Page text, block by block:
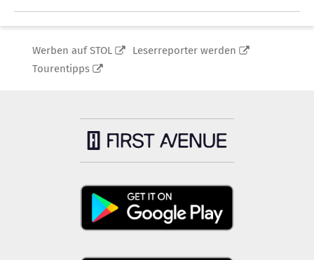
Werben auf STOL
Leserreporter werden
Tourentipps